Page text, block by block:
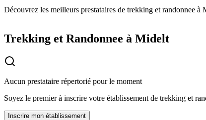
Découvrez les meilleurs prestataires de trekking et randonnee
Trekking et Randonnee à Midelt
Aucun prestataire répertorié pour le moment
Soyez le premier à inscrire votre établissement de trekking et
Inscrire mon établissement